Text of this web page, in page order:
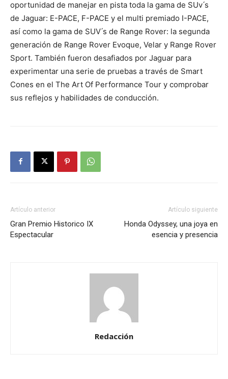
oportunidad de manejar en pista toda la gama de SUv ́s
de Jaguar: E-PACE, F-PACE y el multi premiado I-PACE,
así como la gama de SUV ́s de Range Rover: la segunda
generación de Range Rover Evoque, Velar y Range Rover
Sport. También fueron desafiados por Jaguar para
experimentar una serie de pruebas a través de Smart
Cones en el The Art Of Performance Tour y comprobar
sus reflejos y habilidades de conducción.
Artículo anterior
Gran Premio Historico IX
Espectacular
Artículo siguiente
Honda Odyssey, una joya en
esencia y presencia
Redacción